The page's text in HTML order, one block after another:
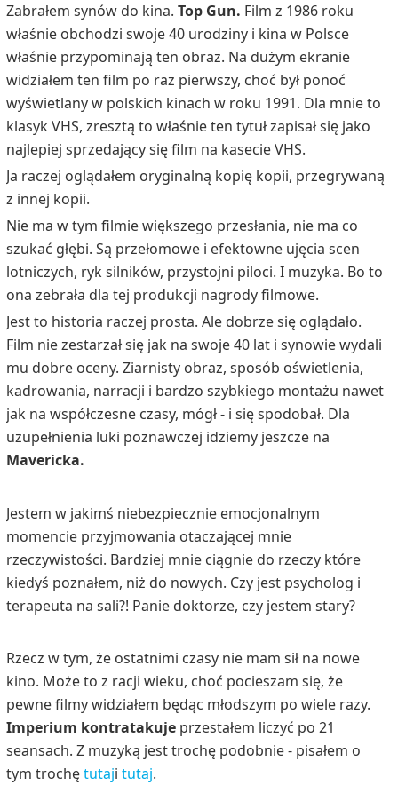
Zabrałem synów do kina. Top Gun. Film z 1986 roku
właśnie obchodzi swoje 40 urodziny i kina w Polsce
właśnie przypominają ten obraz. Na dużym ekranie
widziałem ten film po raz pierwszy, choć był ponoć
wyświetlany w polskich kinach w roku 1991. Dla mnie to
klasyk VHS, zresztą to właśnie ten tytuł zapisał się jako
najlepiej sprzedający się film na kasecie VHS.
Ja raczej oglądałem oryginalną kopię kopii, przegrywaną
z innej kopii.
Nie ma w tym filmie większego przesłania, nie ma co
szukać głębi. Są przełomowe i efektowne ujęcia scen
lotniczych, ryk silników, przystojni piloci. I muzyka. Bo to
ona zebrała dla tej produkcji nagrody filmowe.
Jest to historia raczej prosta. Ale dobrze się oglądało.
Film nie zestarzał się jak na swoje 40 lat i synowie wydali
mu dobre oceny. Ziarnisty obraz, sposób oświetlenia,
kadrowania, narracji i bardzo szybkiego montażu nawet
jak na współczesne czasy, mógł - i się spodobał. Dla
uzupełnienia luki poznawczej idziemy jeszcze na
Mavericka.
Jestem w jakimś niebezpiecznie emocjonalnym
momencie przyjmowania otaczającej mnie
rzeczywistości. Bardziej mnie ciągnie do rzeczy które
kiedyś poznałem, niż do nowych. Czy jest psycholog i
terapeuta na sali?! Panie doktorze, czy jestem stary?
Rzecz w tym, że ostatnimi czasy nie mam sił na nowe
kino. Może to z racji wieku, choć pocieszam się, że
pewne filmy widziałem będąc młodszym po wiele razy.
Imperium kontratakuje przestałem liczyć po 21
seansach. Z muzyką jest trochę podobnie - pisałem o
tym trochętutaji tutaj.